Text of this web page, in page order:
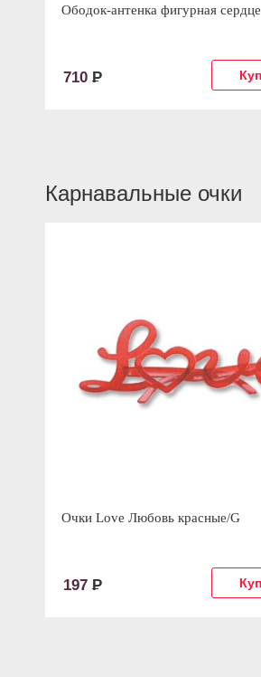
Ободок-антенка фигурная сердце
710 Р
Карнавальные очки
Очки Love Любовь красные/G
197 Р